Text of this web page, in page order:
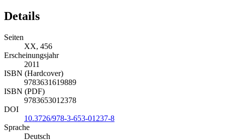
Details
Seiten
XX, 456
Erscheinungsjahr
2011
ISBN (Hardcover)
9783631619889
ISBN (PDF)
9783653012378
DOI
10.3726/978-3-653-01237-8
Sprache
Deutsch